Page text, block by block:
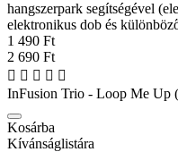
hangszerpark segítségével
elektronikus dob és
1 490 Ft
2 690 Ft
InFusion Trio - Loop Me Up
Kosárba
Kívánságlistára